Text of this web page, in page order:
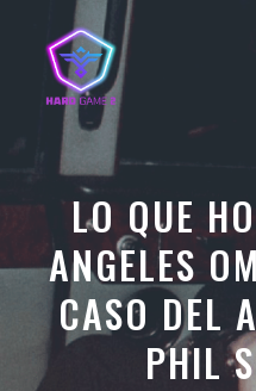
contenido
LO QUE
ANGELES
CASO DEL
PHIL